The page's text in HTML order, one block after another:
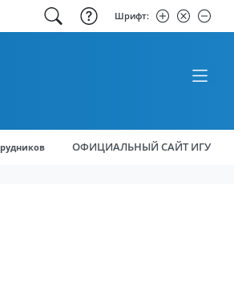
Шрифт:
ОФИЦИАЛЬНЫЙ САЙТ ИГУ